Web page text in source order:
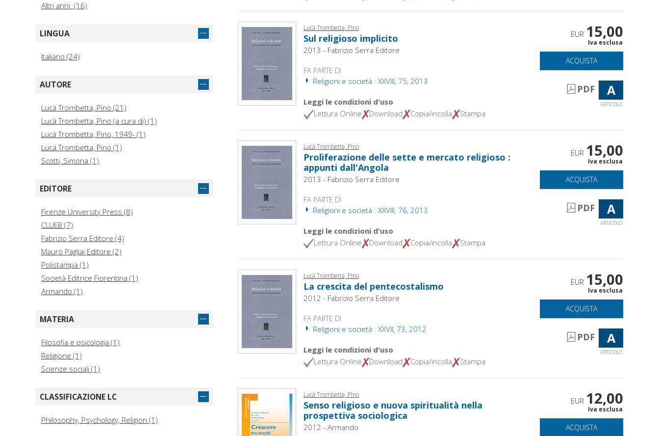
Altri anni (16)
LINGUA
Italiano (24)
AUTORE
Lucà Trombetta, Pino (21)
Lucà Trombetta, Pino (a cura di) (1)
Lucà Trombetta, Pino, 1949- (1)
Lucá Trombetta, Pino (1)
Scotti, Simona (1)
EDITORE
Firenze University Press (8)
CLUEB (7)
Fabrizio Serra Editore (4)
Mauro Pagliai Editore (2)
Polistampa (1)
Società Editrice Fiorentina (1)
Armando (1)
MATERIA
Filosofia e psicologia (1)
Religione (1)
Scienze sociali (1)
CLASSIFICAZIONE LC
Philosophy, Psychology, Religion (1)
Lucà Trombetta, Pino
Sul religioso implicito
2013 - Fabrizio Serra Editore
FA PARTE DI
Religioni e società : XXVIII, 75, 2013
Leggi le condizioni d'uso
Lettura Online
Download Copia/incolla Stampa
EUR 15,00
Iva esclusa
ACQUISTA
PDF A
ARTICOLO
Lucà Trombetta, Pino
Proliferazione delle sette e mercato religioso :
appunti dall'Angola
2013 - Fabrizio Serra Editore
FA PARTE DI
Religioni e società : XXVIII, 76, 2013
Leggi le condizioni d'uso
Lettura Online
Download Copia/incolla Stampa
EUR 15,00
Iva esclusa
ACQUISTA
PDF A
ARTICOLO
Lucà Trombetta, Pino
La crescita del pentecostalismo
2012 - Fabrizio Serra Editore
FA PARTE DI
Religioni e società : XXVII, 73, 2012
Leggi le condizioni d'uso
Lettura Online
Download Copia/incolla Stampa
EUR 15,00
Iva esclusa
ACQUISTA
PDF A
ARTICOLO
Lucà Trombetta, Pino
Senso religioso e nuova spiritualità nella
prospettiva sociologica
2012 - Armando
EUR 12,00
Iva esclusa
ACQUISTA